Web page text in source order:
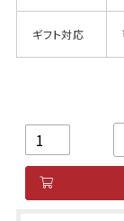
ギフト対応